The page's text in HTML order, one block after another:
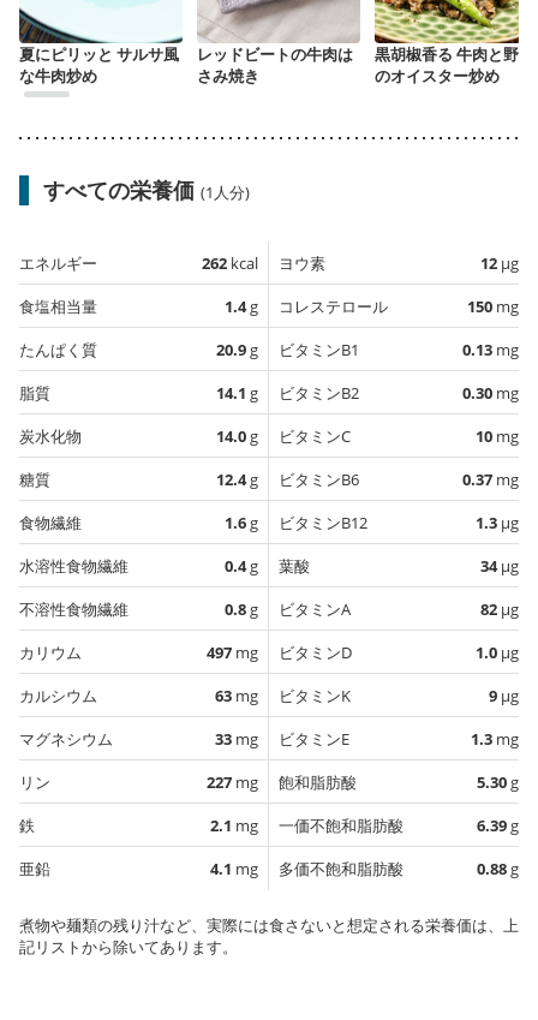
夏にピリッと サルサ風
な牛肉炒め
レッドビートの牛肉は
さみ焼き
黒胡椒香る 牛肉と野菜
のオイスター炒め
すべての栄養価 (1人分)
エネルギー 262 kcal
食塩相当量
1.4g
たんぱく質
20.9g
脂質
14.1 g
炭水化物
14.0g
糖質
12.4g
食物繊維
1.6g
水溶性食物繊維
0.4g
不溶性食物繊維
0.8g
カリウム
497 mg
カルシウム
63 mg
マグネシウム
33 mg
リン
227 mg
鉄
2.1 mg
亜鉛
4.1 mg
ヨウ素 12 µg
コレステロール
150 mg
ビタミンB1
0.13 mg
ビタミンB2
0.30 mg
ビタミンC
10 mg
ビタミンB6
0.37 mg
ビタミンB12
1.3 µg
葉酸
34µg
ビタミンA
82 µg
ビタミンD
1.0 µg
ビタミンK
9 µg
ビタミンE
1.3 mg
飽和脂肪酸
5.30g
一価不飽和脂肪酸
6.39g
多価不飽和脂肪酸
0.88g
煮物や麺類の残り汁など、実際には食さないと想定される栄養価は、上
記リストから除いてあります。